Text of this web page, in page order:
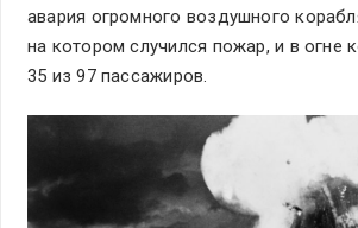
авария огромного воздушного
на котором случился пожар, и в огне
35 из 97 пассажиров.